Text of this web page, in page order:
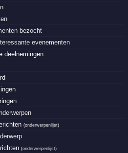
bezocht
evenementen
deelnemingen
(onderwerpenlijst)
(onderwerpenlijst)